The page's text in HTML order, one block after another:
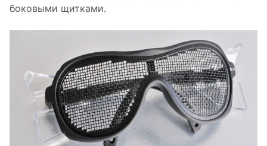
боковыми щитками.